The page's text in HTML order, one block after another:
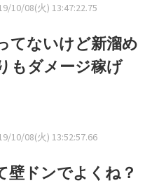
10/08(火) 13:47:22.75
てないけど新溜め
もダメージ稼げ
10/08(火) 13:52:57.66
壁ドンでよくね？